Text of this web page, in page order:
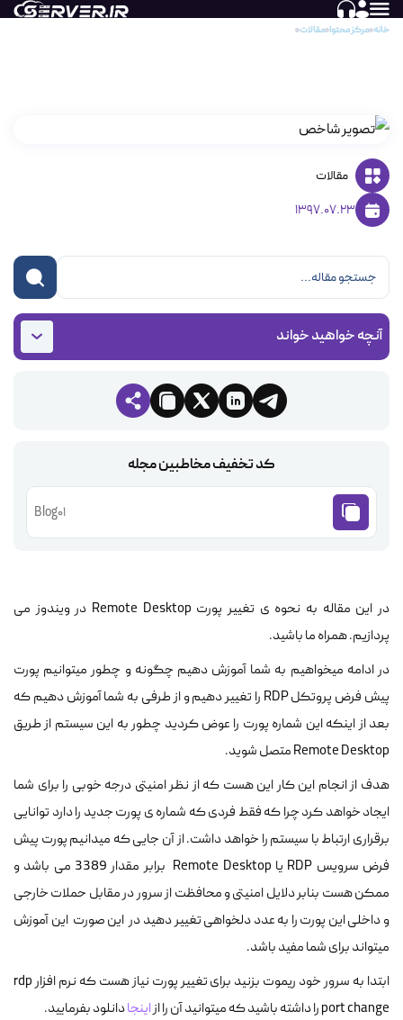
خانه مرکز محتوا مقالات
مقالات
1397.07.23
آنچه خواهید خواند
کد تخفیف مخاطبین مجله
Blog01
در این مقاله به نحوه ی تغییر پورت Remote Desktop در ویندوز می
پردازیم. همراه ما باشید.
در ادامه میخواهیم به شما آموزش دهیم چگونه و چطور میتوانیم پورت
پیش فرض پروتکل RDP را تغییر دهیم و از طرفی به شما آموزش دهیم که
بعد از اینکه این شماره پورت را عوض کردید چطور به این سیستم از طریق
Remote Desktop متصل شوید.
هدف از انجام این کار این هست که از نظر امنیتی درجه خوبی را برای شما
ایجاد خواهد کرد چرا که فقط فردی که شماره ی پورت جدید را دارد توانایی
برقراری ارتباط با سیستم را خواهد داشت. از آن جایی که میدانیم پورت پیش
فرض سرویس RDP یا Remote Desktop برابر مقدار 3389 می باشد و
ممکن هست بنابر دلایل امنیتی و محافظت از سرور در مقابل حملات خارجی
و داخلی این پورت را به عدد دلخواهی تغییر دهید در این صورت این آموزش
میتواند برای شما مفید باشد.
ابتدا به سرور خود ریموت بزنید برای تغییر پورت نیاز هست که نرم افزار rdp
port change را داشته باشید که میتوانید آن را از
اینجادانلود بفرمایید.